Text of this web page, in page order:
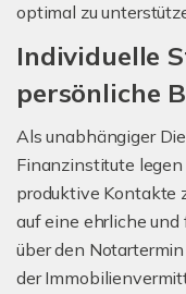
optimal zu
Individuelle
persönliche
Als unabhängiger
Finanzinstitute
produktive Kontakte
auf eine ehrliche
über den
der